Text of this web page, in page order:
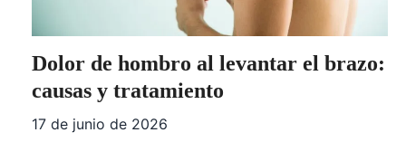
Dolor de hombro al levantar el brazo:
causas y tratamiento
17 de junio de 2026